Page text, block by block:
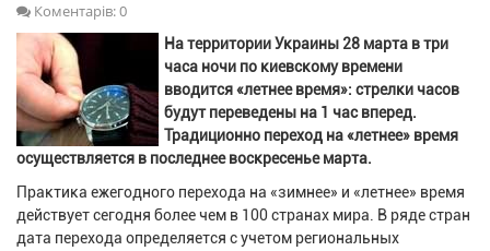
Коментарів: 0
На территории Украины 28 марта в три
часа ночи по киевскому времени
вводится «летнее время»: стрелки часов
будут переведены на 1 час вперед.
Традиционно переход на «летнее» время
осуществляется в последнее воскресенье марта.
Практика ежегодного перехода на «зимнее» и «летнее» время
действует сегодня более чем в 100 странах мира. В ряде стран
дата перехода определяется с учетом региональных